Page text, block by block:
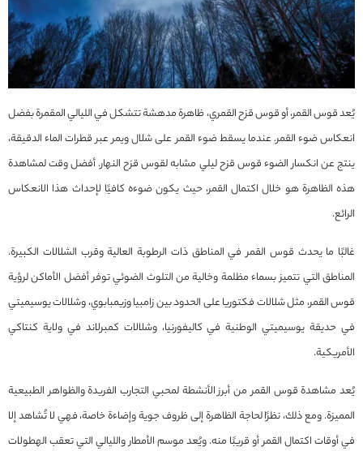
يُعد قوس القمر، أو قوس قزح القمري، ظاهرة مدهشة تتشكل في الليالي المقمرة بفضل
انعكاس ضوء القمر. عندما يسقط ضوء القمر على شلال ويمر عبر قطرات الماء الدقيقة،
ينتج عن انكسار الضوء قوس قزح ليلي مشابه لقوس قزح النهار. أفضل وقت لمشاهدة
هذه الظاهرة هو خلال اكتمال القمر، حيث يكون ضوءه كافيًا لإحداث هذا الانعكاس
الرائع.
غالبًا ما يحدث قوس القمر في المناطق ذات الرطوبة العالية وقرب الشلالات الكبيرة.
المناطق التي تتميز بسماء مظلمة وخالية من التلوث الضوئي توفر أفضل الأماكن لرؤية
قوس القمر، مثل شلالات فكتوريا على الحدود بين زامبيا وزيمبابوي، وشلالات يوسيميتي
في حديقة يوسيميتي الوطنية في كاليفورنيا، وشلالات كمبرلاند في ولاية كنتاكي
الأمريكية.
يُعد مشاهدة قوس القمر من أبرز الأنشطة لمحبي التجارب الفريدة والظواهر الطبيعية
المميزة. ومع ذلك، نظرًا لحاجة الظاهرة إلى ظروف جوية وإضاءة خاصة، فهي لا تُشاهد إلا
في أوقات اكتمال القمر أو قريبًا منه. ويُعد موسم الأمطار والليالي التي تعقب الهطولات